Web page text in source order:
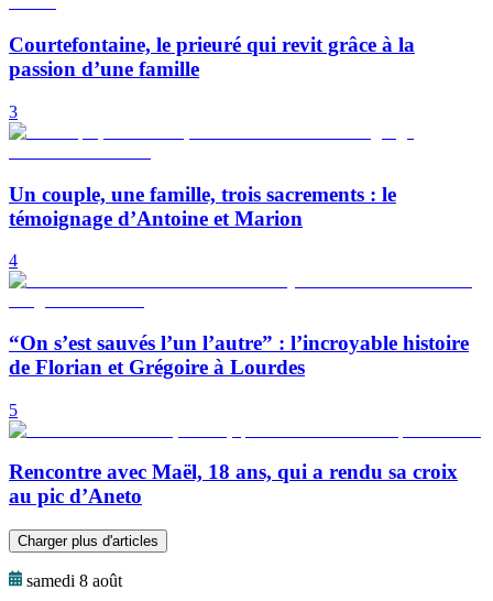
Courtefontaine, le prieuré qui revit grâce à la
passion d’une famille
3
Un couple, une famille, trois sacrements : le
témoignage d’Antoine et Marion
4
“On s’est sauvés l’un l’autre” : l’incroyable histoire
de Florian et Grégoire à Lourdes
5
Rencontre avec Maël, 18 ans, qui a rendu sa croix
au pic d’Aneto
Charger plus d'articles
samedi 8 août